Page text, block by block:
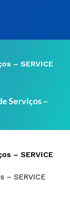
– SERVICE
Serviços –
– SERVICE
– SERVICE